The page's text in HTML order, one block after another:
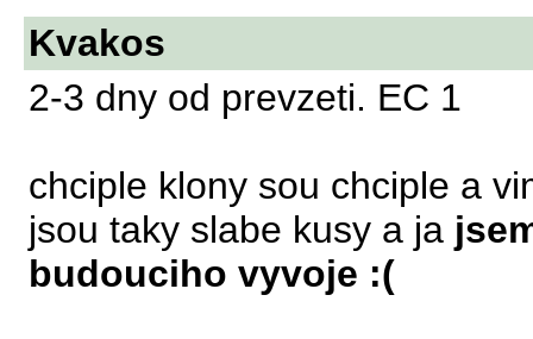
Kvakos
2-3 dny od prevzeti. EC 1
chciple klony sou chciple a
jsou taky slabe kusy a ja
budouciho vyvoje :(